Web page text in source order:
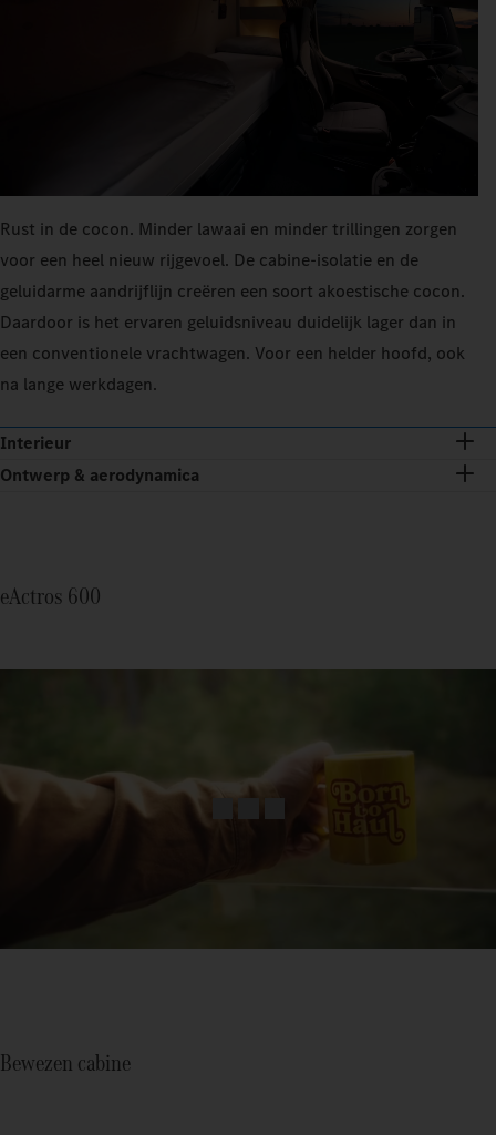
Rust in de cocon. Minder lawaai en minder trillingen zorgen
voor een heel nieuw rijgevoel. De cabine-isolatie en de
geluidarme aandrijflijn creëren een soort akoestische cocon.
Daardoor is het ervaren geluidsniveau duidelijk lager dan in
een conventionele vrachtwagen. Voor een helder hoofd, ook
na lange werkdagen.
Interieur
Ontwerp & aerodynamica
eActros 600
Bewezen cabine